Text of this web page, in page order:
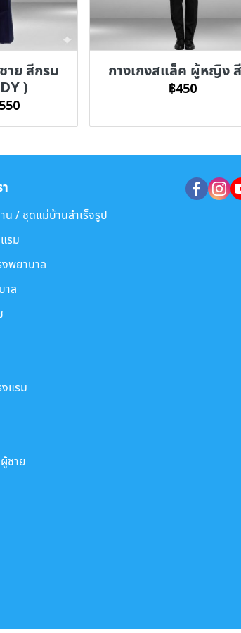
าย สีกรม
)
กางเกงสแล็ค ผู้หญิง
฿450
/ ชุดแม่บ้านสำเร็จรูป
รม
พยาบาล
าล
แรม
ชาย